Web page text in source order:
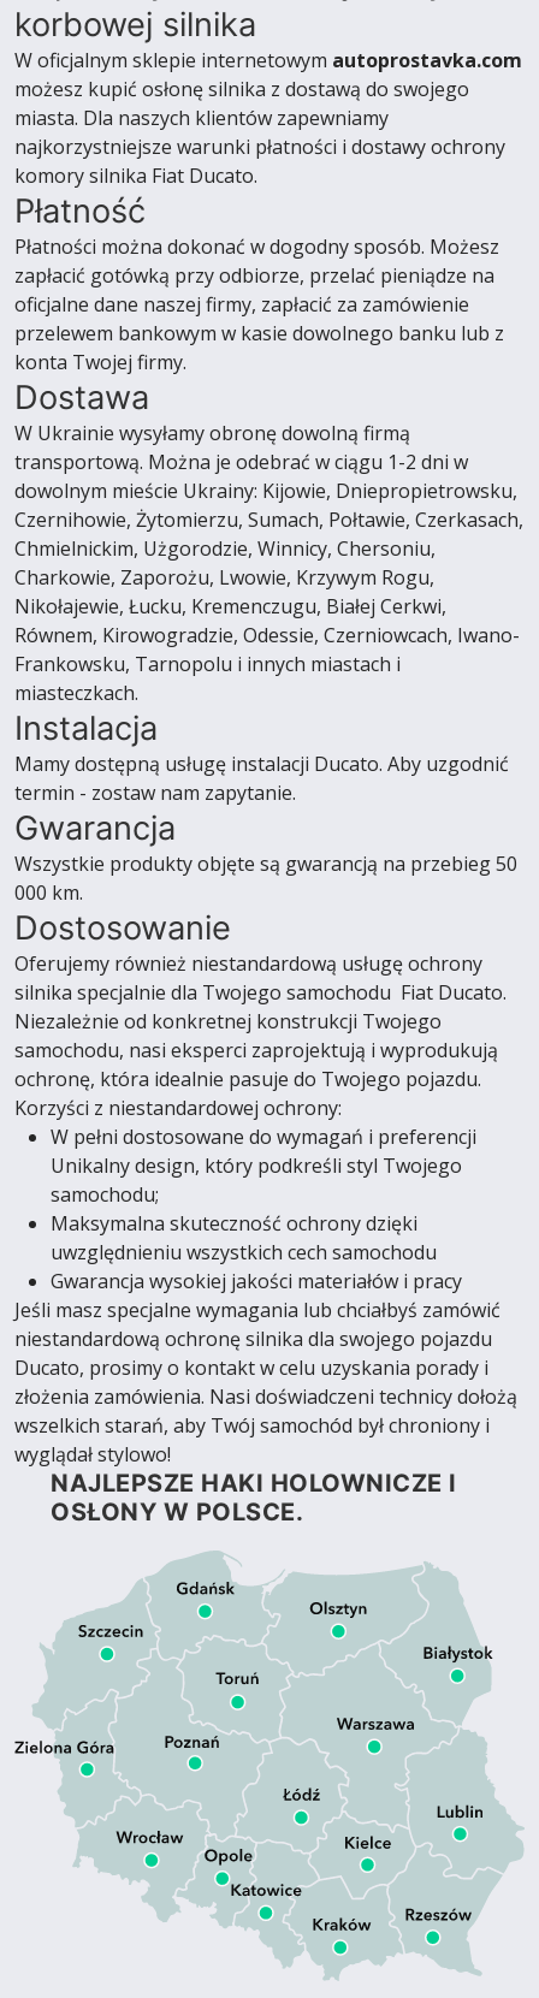
korbowej silnika
W oficjalnym sklepie internetowym autoprostavka.com
możesz kupić osłonę silnika z dostawą do swojego
miasta. Dla naszych klientów zapewniamy
najkorzystniejsze warunki płatności i dostawy ochrony
komory silnika Fiat Ducato.
Płatność
Płatności można dokonać w dogodny sposób. Możesz
zapłacić gotówką przy odbiorze, przelać pieniądze na
oficjalne dane naszej firmy, zapłacić za zamówienie
przelewem bankowym w kasie dowolnego banku lub z
konta Twojej firmy.
Dostawa
W Ukrainie wysyłamy obronę dowolną firmą
transportową. Można je odebrać w ciągu 1-2 dni w
dowolnym mieście Ukrainy: Kijowie, Dniepropietrowsku,
Czernihowie, Żytomierzu, Sumach, Połtawie, Czerkasach,
Chmielnickim, Użgorodzie, Winnicy, Chersoniu,
Charkowie, Zaporożu, Lwowie, Krzywym Rogu,
Nikołajewie, Łucku, Kremenczugu, Białej Cerkwi,
Równem, Kirowogradzie, Odessie, Czerniowcach, Iwano-
Frankowsku, Tarnopolu i innych miastach i
miasteczkach.
Instalacja
Mamy dostępną usługę instalacji Ducato. Aby uzgodnić
termin - zostaw nam zapytanie.
Gwarancja
Wszystkie produkty objęte są gwarancją na przebieg 50
000 km.
Dostosowanie
Oferujemy również niestandardową usługę ochrony
silnika specjalnie dla Twojego samochodu Fiat Ducato.
Niezależnie od konkretnej konstrukcji Twojego
samochodu, nasi eksperci zaprojektują i wyprodukują
ochronę, która idealnie pasuje do Twojego pojazdu.
Korzyści z niestandardowej ochrony:
W pełni dostosowane do wymagań i preferencji
Unikalny design, który podkreśli styl Twojego
samochodu;
Maksymalna skuteczność ochrony dzięki
uwzględnieniu wszystkich cech samochodu
Gwarancja wysokiej jakości materiałów i pracy
Jeśli masz specjalne wymagania lub chciałbyś zamówić
niestandardową ochronę silnika dla swojego pojazdu
Ducato, prosimy o kontakt w celu uzyskania porady i
złożenia zamówienia. Nasi doświadczeni technicy dołożą
wszelkich starań, aby Twój samochód był chroniony i
wyglądał stylowo!
NAJLEPSZE HAKI HOLOWNICZE I
OSŁONY W POLSCE.